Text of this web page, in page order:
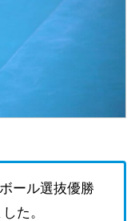
ール選抜優勝
た。